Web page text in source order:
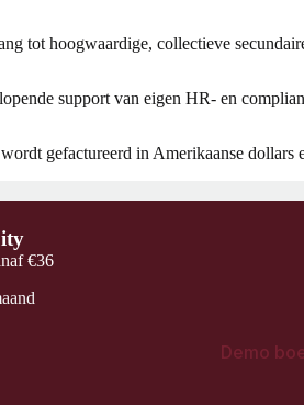
tot hoogwaardige, collectieve
support van eigen HR- en
gefactureerd in Amerikaanse dollars
€36
Demo